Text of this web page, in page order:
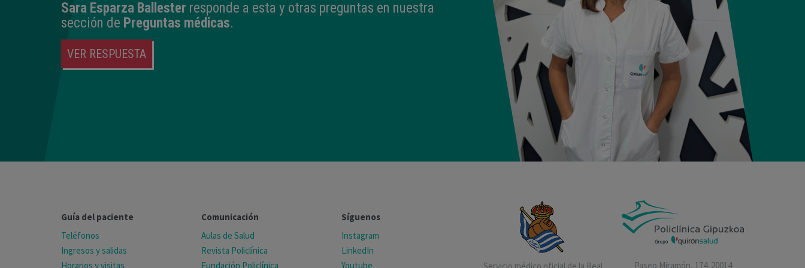
Sara Esparza Ballester responde a esta y otras preguntas en nuestra
sección de Preguntas médicas.
VER RESPUESTA
Guía del paciente
Teléfonos
Ingresos y salidas
Horarios y visitas
Comunicación
Aulas de Salud
Revista Policlínica
Fundación Policlínica
Síguenos
Instagram
LinkedIn
Youtube
Paseo Miramón, 174. 20014